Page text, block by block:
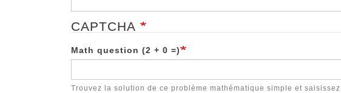
CAPTCHA
Math question (2 + 0 =)
Trouvez la solution de ce problème mathématique simple et